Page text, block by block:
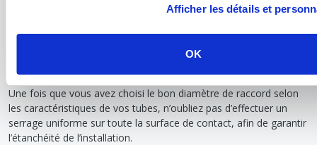
Afficher les détails et
OK
DN15 (15/21) et DN20 (20/27) sont les plus répandus pour les
supérieures telles que DN32 et DN50 sont plutôt utilisées dans
les bâtiments collectifs ou les installations hydrauliques de
Une fois que vous avez choisi le bon diamètre de raccord selon
les caractéristiques de vos tubes, n’oubliez pas d’effectuer un
serrage uniforme sur toute la surface de contact, afin de garantir
l’étanchéité de l’installation.